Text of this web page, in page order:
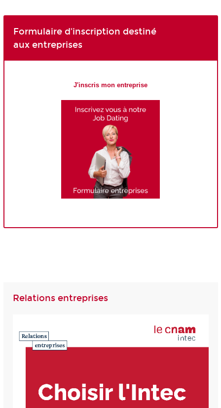
Formulaire d'inscription destiné
aux entreprises
J'inscris mon entreprise
Relations entreprises